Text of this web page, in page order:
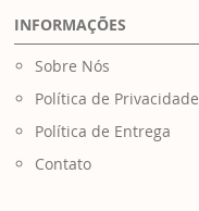
INFORMAÇÕES
Sobre Nós
Política de Privacidade
Política de Entrega
Contato